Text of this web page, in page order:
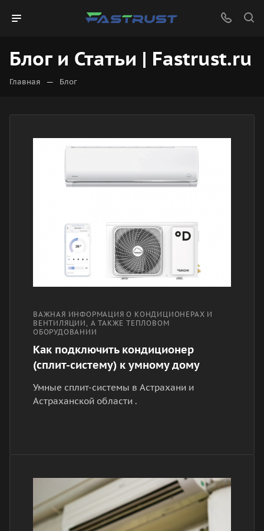
Блог и Статьи | Fastrust.ru
Главная — Блог
ВАЖНАЯ ИНФОРМАЦИЯ О КОНДИЦИОНЕРАХ И
ВЕНТИЛЯЦИИ, А ТАКЖЕ ТЕПЛОВОМ
ОБОРУДОВАНИИ
Как подключить кондиционер
(сплит-систему) к умному дому
Умные сплит-системы в Астрахани и
Астраханской области .